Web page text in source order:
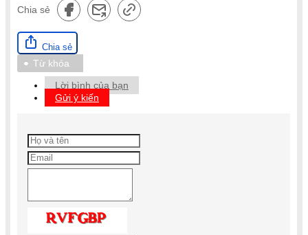
Chia sẻ
Chia sẻ
Từ khóa
Lời bình của bạn
Gửi ý kiến